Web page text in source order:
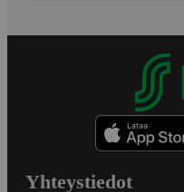
Yhteystiedot